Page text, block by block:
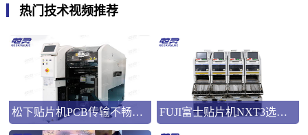
热门技术视频推荐
松下贴片机PCB传输不畅的原因与处理方法 FUJI富士贴片机NXT3选M3 III还是M6三代机？看完这篇告别纠结！